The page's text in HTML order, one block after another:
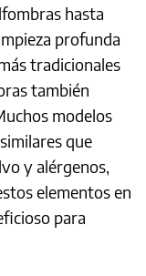
hasta
profunda
tradicionales
también
modelos
que
y alérgenos,
elementos en
para